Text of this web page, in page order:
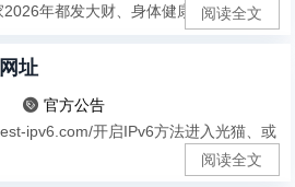
年都发大财、身体健康。...阅读全文
址
 官方公告
ipv6.com/开启IPv6方法进入光猫、或
阅读全文